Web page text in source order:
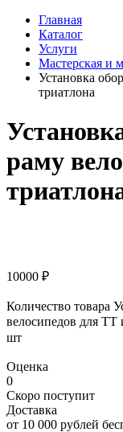
Главная
Каталог
Услуги
Мастерская и
Установка
триатлона
раму
10000 ₽
Количество товара
велосипедов для ТТ
шт
Оценка
0
Скоро поступит
Доставка
от 10 000 рублей